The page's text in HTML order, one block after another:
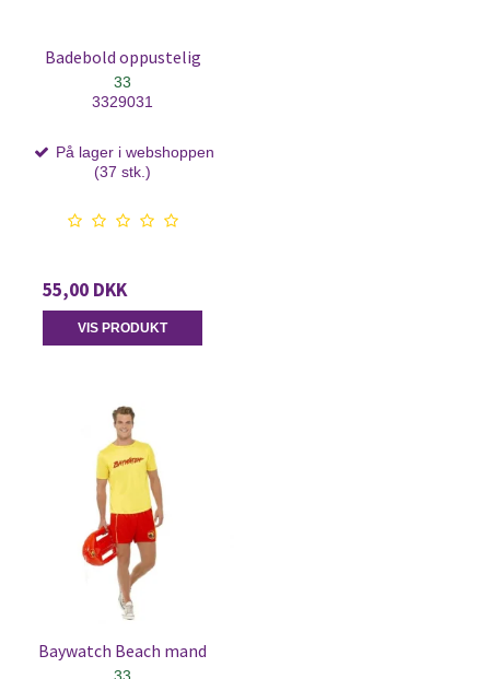
Badebold oppustelig
33
3329031
På lager i webshoppen
(37 stk.)
55,00 DKK
VIS PRODUKT
Baywatch Beach mand
33